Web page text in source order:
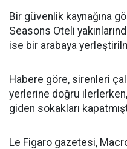
Bir güvenlik kaynağına
Seasons Oteli
ise bir arabaya
Habere göre, sirenleri
yerlerine doğru
giden sokakları
Le Figaro gazetesi,